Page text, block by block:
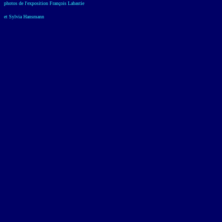
photos de l'exposition François Labastie
et Sylvia Hansmann